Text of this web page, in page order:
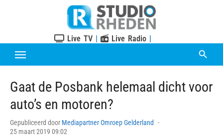
Live TV | Live Radio |
Gaat de Posbank helemaal dicht voor
auto’s en motoren?
Gepubliceerd door Mediapartner Omroep Gelderland
25 maart 2019 09:02